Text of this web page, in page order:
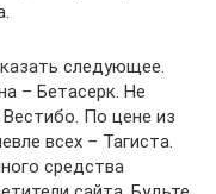
следующее.
– Бетасерк. Не
По цене из
всех – Тагиста.
средства